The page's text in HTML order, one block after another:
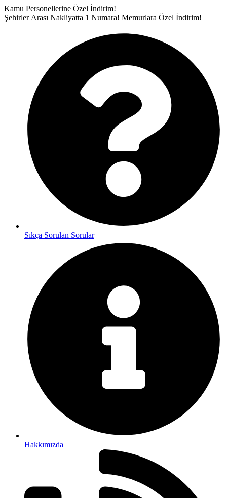
İçeriğe
atla
Kamu Personellerine Özel İndirim!
Şehirler Arası Nakliyatta 1 Numara! Memurlara Özel İndirim!
Sıkça Sorulan Sorular
Hakkımızda